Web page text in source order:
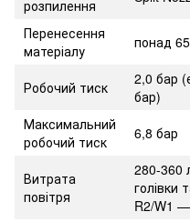
розпилення
Перенесення
матеріалу
понад
Робочий тиск
2,0 бар
бар)
Максимальний
робочий тиск
6,8 бар
Витрата
повітря
280-360
голівки
R2/W1